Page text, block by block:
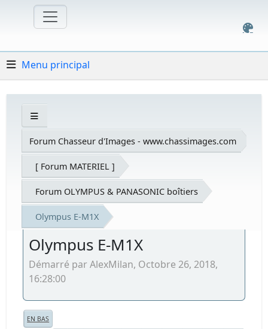
Menu principal
Forum Chasseur d'Images - www.chassimages.com
[ Forum MATERIEL ]
Forum OLYMPUS & PANASONIC boîtiers
Olympus E-M1X
Olympus E-M1X
Démarré par AlexMilan, Octobre 26, 2018,
16:28:00
EN BAS